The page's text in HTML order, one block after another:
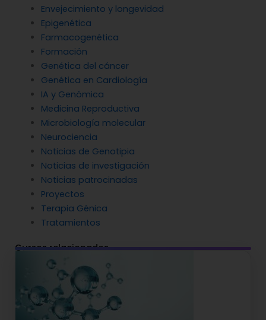
Envejecimiento y longevidad
Epigenética
Farmacogenética
Formación
Genética del cáncer
Genética en Cardiología
IA y Genómica
Medicina Reproductiva
Microbiología molecular
Neurociencia
Noticias de Genotipia
Noticias de investigación
Noticias patrocinadas
Proyectos
Terapia Génica
Tratamientos
Cursos relacionados